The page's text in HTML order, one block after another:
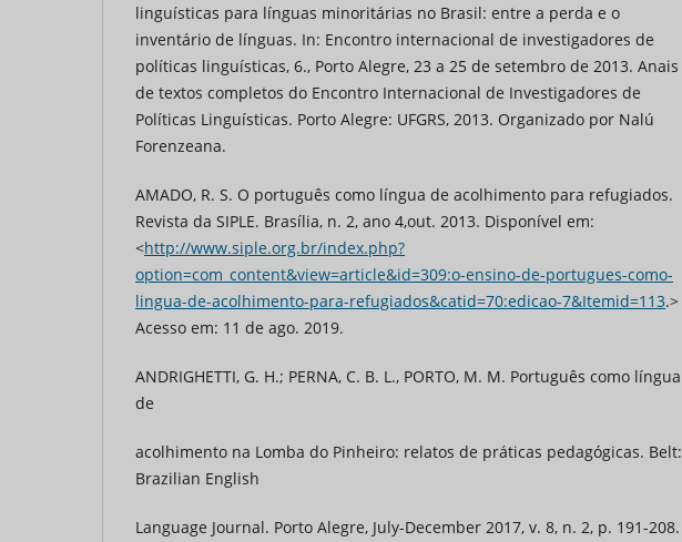
linguísticas para línguas minoritárias no Brasil: entre a perda e o
inventário de línguas. In: Encontro internacional de investigadores de
políticas linguísticas, 6., Porto Alegre, 23 a 25 de setembro de 2013. Anais
de textos completos do Encontro Internacional de Investigadores de
Políticas Linguísticas. Porto Alegre: UFGRS, 2013. Organizado por Nalú
Forenzeana.
AMADO, R. S. O português como língua de acolhimento para refugiados.
Revista da SIPLE. Brasília, n. 2, ano 4,out. 2013. Disponível em:
<http://www.siple.org.br/index.php?
option=com_content&view=article&id=309:o-ensino-de-portugues-como-
lingua-de-acolhimento-para-refugiados&catid=70:edicao-7&Itemid=113.>
Acesso em: 11 de ago. 2019.
ANDRIGHETTI, G. H.; PERNA, C. B. L., PORTO, M. M. Português como língua
de
acolhimento na Lomba do Pinheiro: relatos de práticas pedagógicas. Belt:
Brazilian English
Language Journal. Porto Alegre, July-December 2017, v. 8, n. 2, p. 191-208.